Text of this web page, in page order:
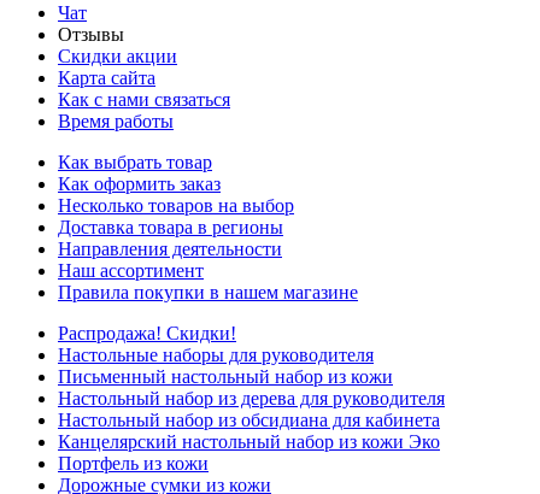
Чат
Отзывы
Скидки акции
Карта сайта
Как с нами связаться
Время работы
Как выбрать товар
Как оформить заказ
Несколько товаров на выбор
Доставка товара в регионы
Направления деятельности
Наш ассортимент
Правила покупки в нашем магазине
Распродажа! Скидки!
Настольные наборы для руководителя
Письменный настольный набор из кожи
Настольный набор из дерева для руководителя
Настольный набор из обсидиана для кабинета
Канцелярский настольный набор из кожи Эко
Портфель из кожи
Дорожные сумки из кожи